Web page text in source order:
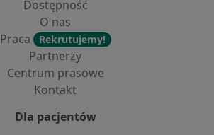
Dostępność
O nas
Praca
Rekrutujemy!
Partnerzy
Centrum prasowe
Kontakt
Dla pacjentów